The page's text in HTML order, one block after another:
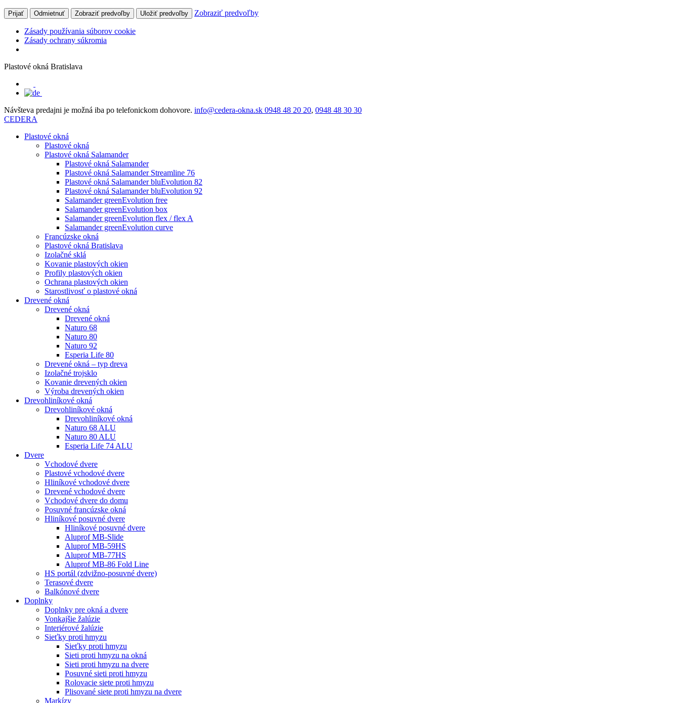
Prijať Odmietnuť Zobraziť predvoľby Uložiť predvoľby Zobraziť predvoľby
Zásady používania súborov cookie
Zásady ochrany súkromia
Plastové okná Bratislava
Návšteva predajni je možná iba po telefonickom dohovore. info@cedera-okna.sk 0948 48 20 20, 0948 48 30 30
CEDERA
Plastové okná
Plastové okná
Plastové okná Salamander
Plastové okná Salamander
Plastové okná Salamander Streamline 76
Plastové okná Salamander bluEvolution 82
Plastové okná Salamander bluEvolution 92
Salamander greenEvolution free
Salamander greenEvolution box
Salamander greenEvolution flex / flex A
Salamander greenEvolution curve
Francúzske okná
Plastové okná Bratislava
Izolačné sklá
Kovanie plastových okien
Profily plastových okien
Ochrana plastových okien
Starostlivosť o plastové okná
Drevené okná
Drevené okná
Drevené okná
Naturo 68
Naturo 80
Naturo 92
Esperia Life 80
Drevené okná – typ dreva
Izolačné trojsklo
Kovanie drevených okien
Výroba drevených okien
Drevohliníkové okná
Drevohliníkové okná
Drevohliníkové okná
Naturo 68 ALU
Naturo 80 ALU
Esperia Life 74 ALU
Dvere
Vchodové dvere
Plastové vchodové dvere
Hliníkové vchodové dvere
Drevené vchodové dvere
Vchodové dvere do domu
Posuvné francúzske okná
Hliníkové posuvné dvere
Hliníkové posuvné dvere
Aluprof MB-Slide
Aluprof MB-59HS
Aluprof MB-77HS
Aluprof MB-86 Fold Line
HS portál (zdvižno-posuvné dvere)
Terasové dvere
Balkónové dvere
Doplnky
Doplnky pre okná a dvere
Vonkajšie žalúzie
Interiérové žalúzie
Sieťky proti hmyzu
Sieťky proti hmyzu
Sieti proti hmyzu na okná
Sieti proti hmyzu na dvere
Posuvné sieti proti hmyzu
Rolovacie siete proti hmyzu
Plisované siete proti hmyzu na dvere
Markízy